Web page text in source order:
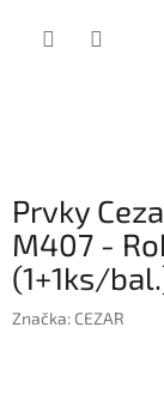
Prvky
M407 -
(1+1ks/
Značka: CEZAR